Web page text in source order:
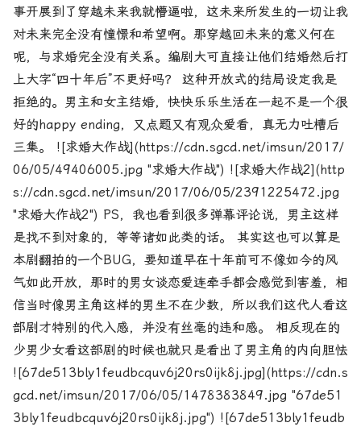
事开展到了穿越未来我就懵逼啦，这未来所发生的一切让我
对未来完全没有憧憬和希望啊。那穿越回未来的意义何在
呢，与求婚完全没有关系。编剧大可直接让他们结婚然后打
上大字“四十年后”不更好吗？ 这种开放式的结局设定我是
拒绝的。男主和女主结婚，快快乐乐生活在一起不是一个很
好的happy ending，又点题又有观众爱看，真无力吐槽后
三集。 ![求婚大作战](https://cdn.sgcd.net/imsun/2017/
06/05/49406005.jpg "求婚大作战") ![求婚大作战2](http
s://cdn.sgcd.net/imsun/2017/06/05/2391225472.jpg
"求婚大作战2") PS，我也看到很多弹幕评论说，男主这样
是找不到对象的，等等诸如此类的话。 其实这也可以算是
本剧翻拍的一个BUG，要知道早在十年前可不像如今的风
气如此开放，那时的男女谈恋爱连牵手都会感觉到害羞，相
信当时像男主角这样的男生不在少数，所以我们这代人看这
部剧才特别的代入感，并没有丝毫的违和感。 相反现在的
少男少女看这部剧的时候也就只是看出了男主角的内向胆怯
![67de513bly1feudbcquv6j20rs0ijk8j.jpg](https://cdn.s
gcd.net/imsun/2017/06/05/1478383849.jpg "67de51
3bly1feudbcquv6j20rs0ijk8j.jpg") ![67de513bly1feudb